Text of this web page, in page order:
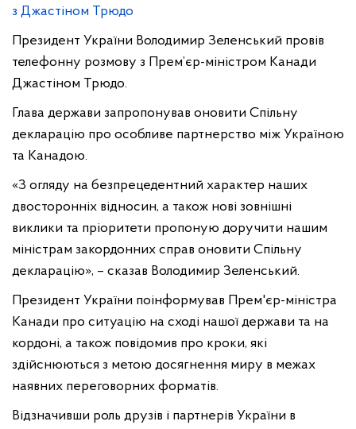
Президент України Володимир Зеленський провів
телефонну розмову з Прем’єр-міністром Канади
Джастіном Трюдо.
Глава держави запропонував оновити Спільну
декларацію про особливе партнерство між Україною
та Канадою.
«З огляду на безпрецедентний характер наших
двосторонніх відносин, а також нові зовнішні
виклики та пріоритети пропоную доручити нашим
міністрам закордонних справ оновити Спільну
декларацію», – сказав Володимир Зеленський.
Президент України поінформував Прем'єр-міністра
Канади про ситуацію на сході нашої держави та на
кордоні, а також повідомив про кроки, які
здійснюються з метою досягнення миру в межах
наявних переговорних форматів.
Відзначивши роль друзів і партнерів України в